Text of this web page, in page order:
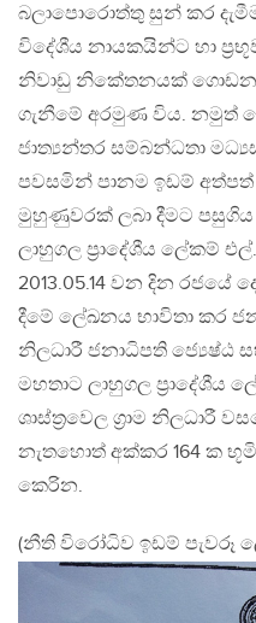
බලාපොරොත්තු සුන් කර
විදේශීය නායකයින්ට හා
නිවාඩු නිකේතනයක්
ගැනීමේ අරමුණ විය. නමුත්
ජාත්‍යන්තර සම්බන්ධතා
පවසමින් පානම ඉඩම්
මුහුණුවරක් ලබා දීමට
ලාහුගල ප‍්‍රාදේශීය ලේකම්
2013.05.14 වන දින රජයේ
දීමේ ලේඛනය භාවිතා කර
නිලධාරී ජනාධිපති ජ්‍යෙෂ්ඨ
මහතාට ලාහුගල ප‍්‍රාදේශීය
ශාස්ත‍්‍රවෙල ග‍්‍රාම නිලධාරී
නැතහොත් අක්කර 164 ක
කෙරින.
(නීති විරෝධිව ඉඩම් පැවරූ